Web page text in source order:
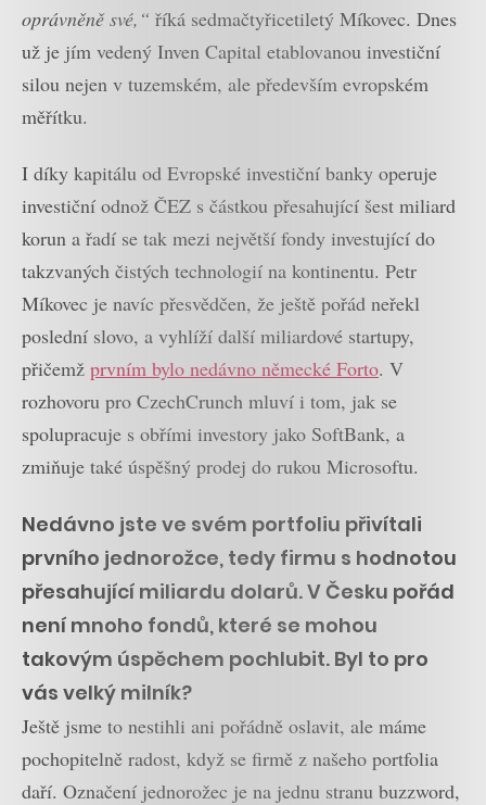
oprávněně své,“ říká sedmačtyřicetiletý Míkovec. Dnes
už je jím vedený Inven Capital etablovanou investiční
silou nejen v tuzemském, ale především evropském
měřítku.
I díky kapitálu od Evropské investiční banky operuje
investiční odnož ČEZ s částkou přesahující šest miliard
korun a řadí se tak mezi největší fondy investující do
takzvaných čistých technologií na kontinentu. Petr
Míkovec je navíc přesvědčen, že ještě pořád neřekl
poslední slovo, a vyhlíží další miliardové startupy,
přičemž prvním bylo nedávno německé Forto. V
rozhovoru pro CzechCrunch mluví i tom, jak se
spolupracuje s obřími investory jako SoftBank, a
zmiňuje také úspěšný prodej do rukou Microsoftu.
Nedávno jste ve svém portfoliu přivítali
prvního jednorožce, tedy firmu s hodnotou
přesahující miliardu dolarů. V Česku pořád
není mnoho fondů, které se mohou
takovým úspěchem pochlubit. Byl to pro
vás velký milník?
Ještě jsme to nestihli ani pořádně oslavit, ale máme
pochopitelně radost, když se firmě z našeho portfolia
daří. Označení jednorožec je na jednu stranu buzzword,